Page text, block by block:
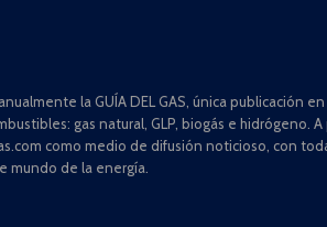
la GUÍA DEL GAS, única publicación en
gas natural, GLP, biogás e hidrógeno. A
como medio de difusión noticioso, con
mundo de la energía.